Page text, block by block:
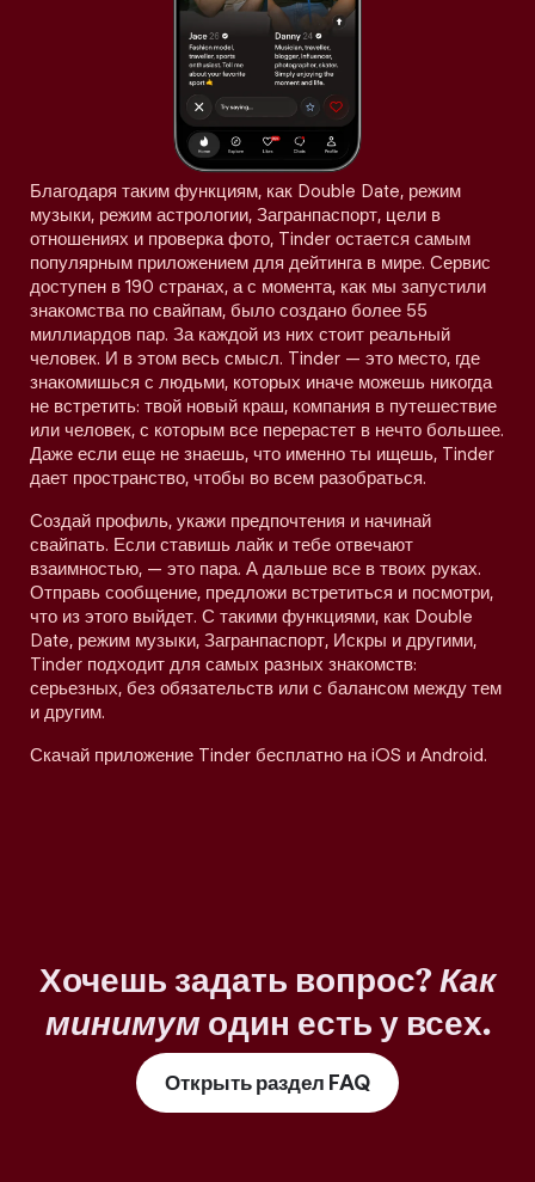
Благодаря таким функциям, как Double Date, режим
музыки, режим астрологии, Загранпаспорт, цели в
отношениях и проверка фото, Tinder остается самым
популярным приложением для дейтинга в мире. Сервис
доступен в 190 странах, а с момента, как мы запустили
знакомства по свайпам, было создано более 55
миллиардов пар. За каждой из них стоит реальный
человек. И в этом весь смысл. Tinder — это место, где
знакомишься с людьми, которых иначе можешь никогда
не встретить: твой новый краш, компания в путешествие
или человек, с которым все перерастет в нечто большее.
Даже если еще не знаешь, что именно ты ищешь, Tinder
дает пространство, чтобы во всем разобраться.
Создай профиль, укажи предпочтения и начинай
свайпать. Если ставишь лайк и тебе отвечают
взаимностью, — это пара. А дальше все в твоих руках.
Отправь сообщение, предложи встретиться и посмотри,
что из этого выйдет. С такими функциями, как Double
Date, режим музыки, Загранпаспорт, Искры и другими,
Tinder подходит для самых разных знакомств:
серьезных, без обязательств или с балансом между тем
и другим.
Скачай приложение Tinder бесплатно на iOS и Android.
Хочешь задать вопрос? Как
минимум один есть у всех.
Открыть раздел FAQ